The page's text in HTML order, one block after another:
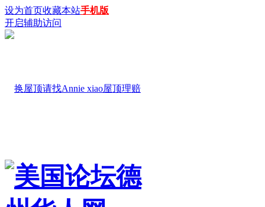
设为首页收藏本站手机版
开启辅助访问